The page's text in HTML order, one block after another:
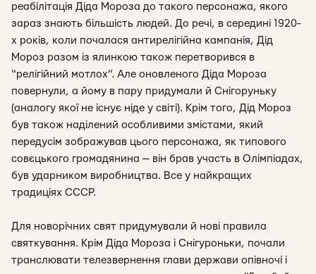
реабілітація Діда Мороза до такого персонажа, якого
зараз знають більшість людей. До речі, в середині 1920-
х років, коли почалася антирелігійна кампанія, Дід
Мороз разом із ялинкою також перетворився в
“релігійний мотлох”. Але оновленого Діда Мороза
повернули, а йому в пару придумали й Снігоруньку
(аналогу якої не існує ніде у світі). Крім того, Дід Мороз
був також наділений особливими змістами, який
передусім зображував цього персонажа, як типового
совєцького громадянина — він брав участь в Олімпіадах,
був ударником виробництва. Все у найкращих
традиціях СССР.
Для новорічних свят придумували й нові правила
святкування. Крім Діда Мороза і Снігуроньки, почали
транслювати телезвернення глави держави опівночі і